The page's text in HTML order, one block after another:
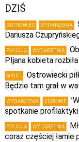
DZIŚ
OSTROWIEC WYDARZENIA
Dariusza
POLICJA WYDARZENIA
PIjana kobieta
SPORT
Ostrowiecki
Będzie tam grał w
WYDARZENIA ZDROWIE
spotkanie profilaktyki
POLICJA WYDARZENIA
coraz częściej łamie